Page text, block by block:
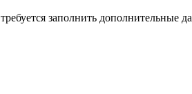
заполнить дополнительные